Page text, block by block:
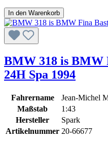
In den Warenkorb
BMW 318 is BMW
24H Spa 1994
Fahrername
Jean-Michel
Maßstab
1:43
Hersteller
Spark
Artikelnummer 20-66677